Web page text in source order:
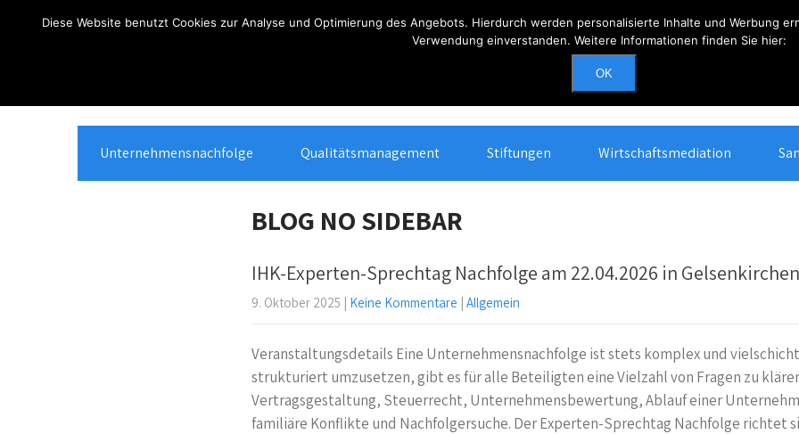
Erreichbarkeit
Unternehmensnachfolge Qualitätsmanagement Stiftungen Wirtschaftsmediation
BLOG NO SIDEBAR
IHK-Experten-Sprechtag Nachfolge am 22.04.2026 in Gelsenkirchen
9. Oktober 2025 | Keine Kommentare | Allgemein
Veranstaltungsdetails Eine Unternehmensnachfolge ist stets komplex und
strukturiert umzusetzen, gibt es für alle Beteiligten eine Vielzahl von Fragen zu
Vertragsgestaltung, Steuerrecht, Unternehmensbewertung, Ablauf einer
familiäre Konflikte und Nachfolgersuche. Der Experten-Sprechtag Nachfolge richtet
Diese Website benutzt Cookies zur Analyse und Optimierung des Angebots. Hierdurch werden personalisierte Inhalte und Werbung
Verwendung einverstanden. Weitere Informationen finden Sie hier:
OK